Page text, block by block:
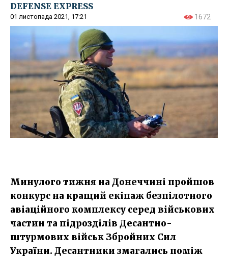
DEFENSE EXPRESS
01 листопада 2021, 17:21 1672
Минулого тижня на Донеччині пройшов
конкурс на кращий екіпаж безпілотного
авіаційного комплексу серед військових
частин та підрозділів Десантно-
штурмових військ Збройних Сил
України. Десантники змагались поміж